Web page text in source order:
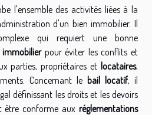
l'ensemble des activités liées à la
d'un bien immobilier. Il
qui requiert une bonne
pour éviter les conflits et
parties, propriétaires et locataires,
Concernant le bail locatif, il
définissant les droits et les devoirs
être conforme aux réglementations